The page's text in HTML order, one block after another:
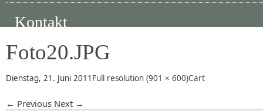
Kontakt
Foto20.JPG
Dienstag, 21. Juni 2011 Full resolution (901 × 600)Cart
← Previous Next →